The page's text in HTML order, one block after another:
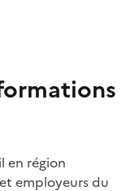
en région
employeurs du